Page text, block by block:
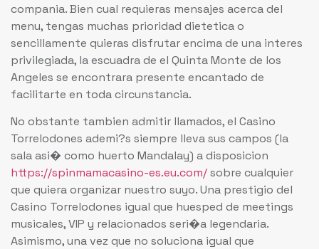
compania. Bien cual requieras mensajes acerca del
menu, tengas muchas prioridad dietetica o
sencillamente quieras disfrutar encima de una interes
privilegiada, la escuadra de el Quinta Monte de los
Angeles se encontrara presente encantado de
facilitarte en toda circunstancia.
No obstante tambien admitir llamados, el Casino
Torrelodones ademi?s siempre lleva sus campos (la
sala asi� como huerto Mandalay) a disposicion
https://spinmamacasino-es.eu.com/sobre cualquier
que quiera organizar nuestro suyo. Una prestigio del
Casino Torrelodones igual que huesped de meetings
musicales, VIP y relacionados seri�a legendaria.
Asimismo, una vez que no soluciona igual que